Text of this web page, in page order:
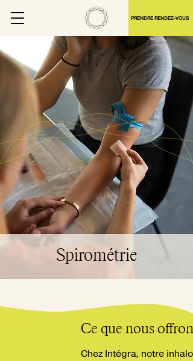
PRENDRE RENDEZ-VOUS
Spirométrie
Chez Intégra, notre
Ce que nous offrons